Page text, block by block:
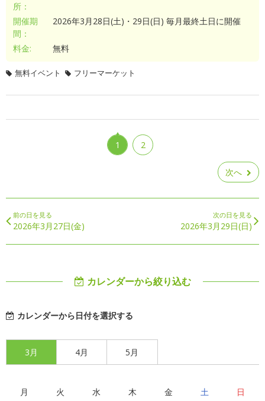
所：
開催期
間：
2026年3月28日(土)・29日(日) 毎月最終土日に開催
料金: 無料
無料イベント フリーマーケット
1 2
次へ
前の日を見る
2026年3月27日(金)
次の日を見る
2026年3月29日(日)
カレンダーから絞り込む
カレンダーから日付を選択する
3月 4月 5月
月 火 水 木 金 土 日